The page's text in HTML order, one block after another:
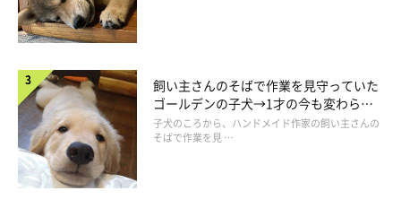
飼い主さんのそばで作業を見守っていた
ゴールデンの子犬→1才の今も変わらな
い“見守り隊”の姿にほっこり
子犬のころから、ハンドメイド作家の飼い主さんの
そばで作業を見 …